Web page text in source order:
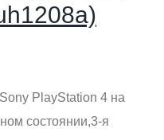
PlayStation 4 на
состоянии,3-я